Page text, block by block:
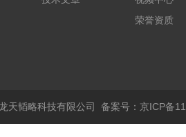
荣誉资质
天韬略科技有限公司 备案号：京ICP备